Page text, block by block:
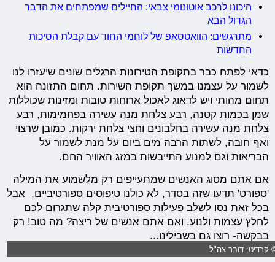
היכונו לרכב אוטונומי צבאי: החיילים שמפתחים את הדבר
הגדול הבא
מתרגשים: הוואטסאפ של לוחמי החוד עם קבלת הסיכות
החדשות
כדאי לפתח כבר בתקופת הטירונות הרגלים שונים שיעזרו לנו
לשמור על עצמנו במשך תקופת השירות. תחום התזונה הוא
תחום מהותי ויש לדאוג לאכול ארוחות טובות ומזינות שכוללות
שמן בכמות קטנה, רבע צלחת מנה עשירה בפחמימות, רבע
צלחת מנה עשירה בחלבונים וחצי צלחת ירקות. כמובן שרצוי
ואף חובה, לשתות הרבה מים ביום על מנת לשמור על
הבריאות וגם למנוע התייבשות במזג האוויר החם.
אם אתם מסוג האנשים שמתעייפים רק מלשמוע את המילה
'ספורט' תדעו שזה בסדר, לא כולנו טיפוסים ספורטיביים, אבל
בכל זאת נסו לשלב פעילות ספורטיבית קלה שתגרום לכם
לחלץ עצמות ולנוע. ואם אתם אנשים של ריצה? מה טוב! רק
בבקשה- רוצו גם בשבילינו...
קרדיט: דובר צה"ל